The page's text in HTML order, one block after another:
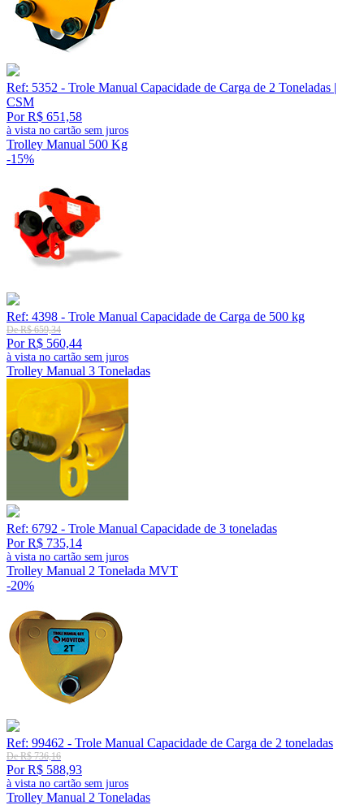
Ref: 5352 - Trole Manual Capacidade de Carga de 2 Toneladas |
CSM
Por R$ 651,58
à vista no cartão sem juros
Trolley Manual 500 Kg
-15%
Ref: 4398 - Trole Manual Capacidade de Carga de 500 kg
De R$ 659,34
Por R$ 560,44
à vista no cartão sem juros
Trolley Manual 3 Toneladas
Ref: 6792 - Trole Manual Capacidade de 3 toneladas
Por R$ 735,14
à vista no cartão sem juros
Trolley Manual 2 Tonelada MVT
-20%
Ref: 99462 - Trole Manual Capacidade de Carga de 2 toneladas
De R$ 736,16
Por R$ 588,93
à vista no cartão sem juros
Trolley Manual 2 Toneladas